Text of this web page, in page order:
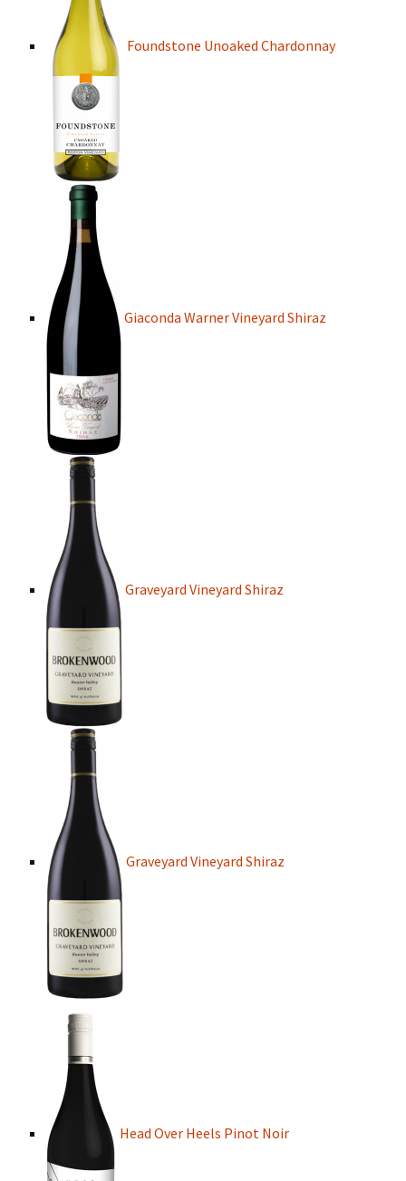
Foundstone Unoaked Chardonnay
Giaconda Warner Vineyard Shiraz
Graveyard Vineyard Shiraz
Graveyard Vineyard Shiraz
Head Over Heels Pinot Noir